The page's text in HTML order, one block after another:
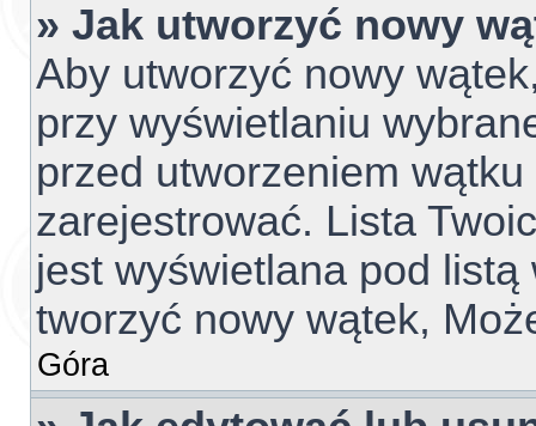
» Jak utworzyć nowy
Aby utworzyć nowy
przy wyświetlaniu
przed utworzeniem wątku
zarejestrować. Lista
jest wyświetlana pod listą
tworzyć nowy wątek,
Góra